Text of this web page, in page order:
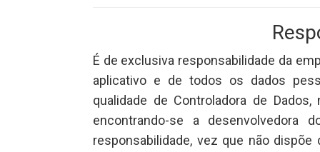
É de exclusiva responsabilidade da
aplicativo e de todos os dados
qualidade de Controladora de
encontrando-se a desenvolvedora
responsabilidade, vez que não